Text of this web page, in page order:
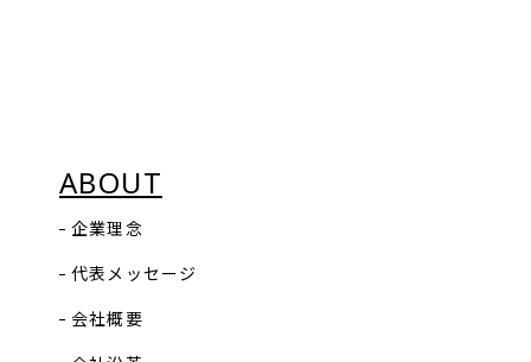
ABOUT
企業理念
代表メッセージ
会社概要